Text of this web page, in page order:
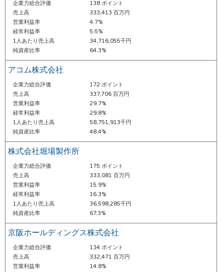
企業力総合評価
138 ポイント
売上高
333,413 百万円
営業利益率
4.7%
経常利益率
5.5%
1人あたり売上高
34,716,055千円
純資産比率
64.3%
アコム株式会社
企業力総合評価
172 ポイント
売上高
337,706 百万円
営業利益率
29.7%
経常利益率
29.8%
1人あたり売上高
58,751,913千円
純資産比率
48.4%
株式会社堀場製作所
企業力総合評価
175 ポイント
売上高
333,081 百万円
営業利益率
15.9%
経常利益率
16.3%
1人あたり売上高
36,598,285千円
純資産比率
67.3%
京阪ホールディングス株式会社
企業力総合評価
134 ポイント
売上高
332,471 百万円
営業利益率
14.8%